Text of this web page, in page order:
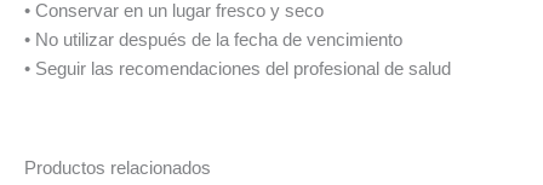
• Conservar en un lugar fresco y seco
• No utilizar después de la fecha de vencimiento
• Seguir las recomendaciones del profesional de salud
Productos relacionados